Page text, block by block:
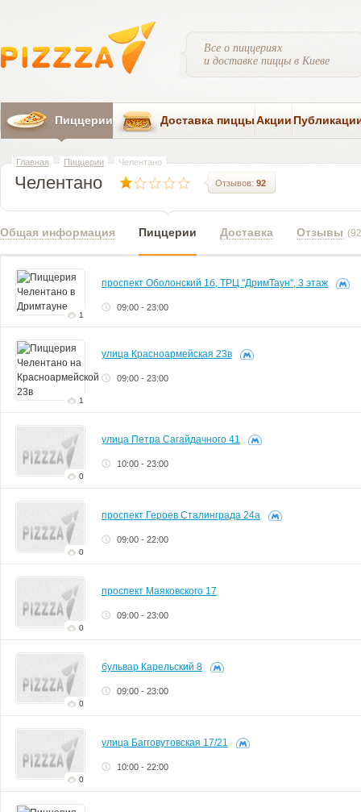
Все о пиццериях
и доставке пиццы в Киеве
Пиццерии Доставка пиццыАкции
Главная Пиццерии Челентано
Челентано Отзывов: 92
Общая информация Пиццерии Доставка Отзывы
1
проспект Оболонский 1б, ТРЦ "ДримТаун", 3 этаж
09:00 - 23:00
1
улица Красноармейская 23в
09:00 - 23:00
0
улица Петра Сагайдачного 41
10:00 - 23:00
0
проспект Героев Сталинграда 24а
09:00 - 22:00
0
проспект Маяковского 17
09:00 - 23:00
0
бульвар Карельский 8
09:00 - 23:00
0
улица Багговутовская 17/21
10:00 - 22:00